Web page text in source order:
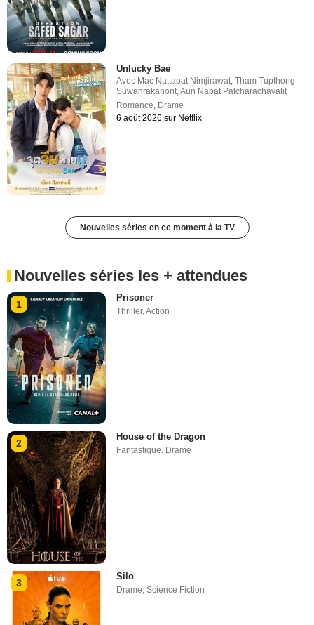
Unlucky Bae
Avec Mac Nattapat Nimjirawat ,Tham Tupthong
Suwanrakanont ,Aun Napat Patcharachavalit
Romance Drame
6 août 2026 sur Netflix
Nouvelles séries en ce moment à la TV
Nouvelles séries les + attendues
1
Prisoner
Thriller,Action
2
House of the Dragon
Fantastique, Drame
3
Silo
Drame ,Science Fiction